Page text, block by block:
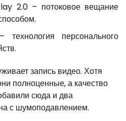
2.0 – потоковое вещание
персонального
запись видео. Хотя
полноценные, а качество
сюда и два
с шумоподавлением.